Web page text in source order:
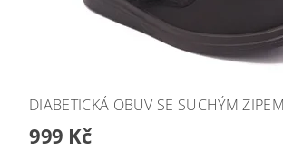
DIABETICKÁ OBUV SE SUCHÝM
999 Kč